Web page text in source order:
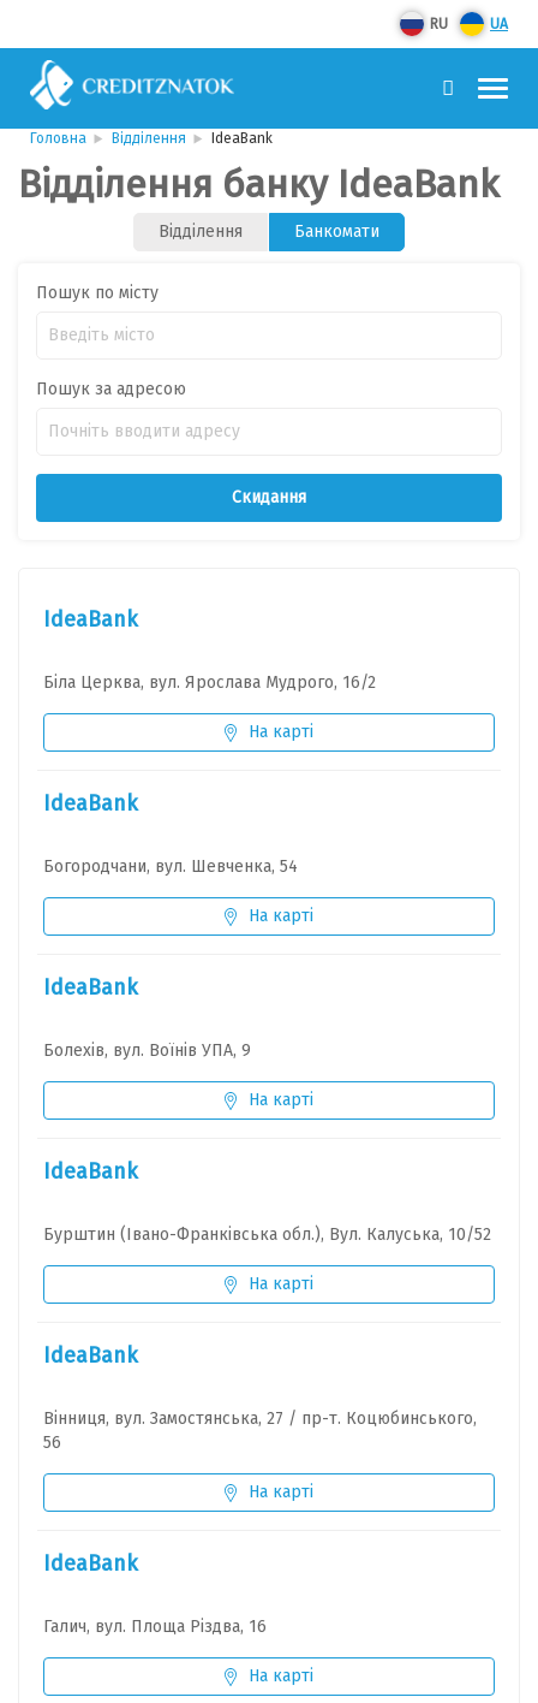
RU UA
Головна Відділення IdeaBank
Відділення банку IdeaBank
Відділення Банкомати
Пошук по місту
Пошук за адресою
Скидання
IdeaBank
Біла Церква, вул. Ярослава Мудрого, 16/2
На карті
IdeaBank
Богородчани, вул. Шевченка, 54
На карті
IdeaBank
Болехів, вул. Воїнів УПА, 9
На карті
IdeaBank
Бурштин (Івано-Франківська обл.), Вул. Калуська, 10/52
На карті
IdeaBank
Вінниця, вул. Замостянська, 27 / пр-т. Коцюбинського,
56
На карті
IdeaBank
Галич, вул. Площа Різдва, 16
На карті